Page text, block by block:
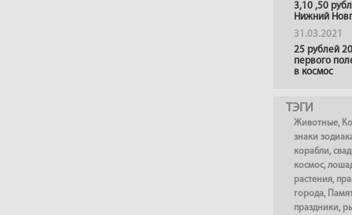
3,10 ,50
Нижний
31.03.2021
25 рублей
первого
в космос
ТЭГИ
Животные,
знаки
корабли,
космос,
растения,
города,
праздники,